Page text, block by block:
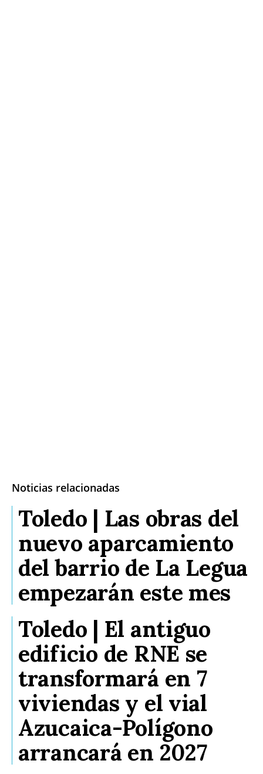
Noticias relacionadas
Toledo | Las obras del
nuevo aparcamiento
del barrio de La Legua
empezarán este mes
Toledo | El antiguo
edificio de RNE se
transformará en 7
viviendas y el vial
Azucaica-Polígono
arrancará en 2027